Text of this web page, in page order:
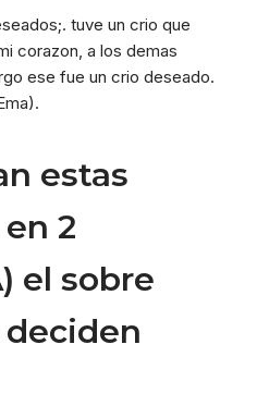
tuve un crio que
corazon, a los demas
ese fue un crio deseado.
estas
2
el sobre